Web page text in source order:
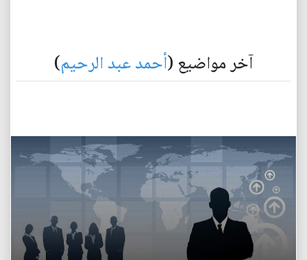
آخر مواضيع (أحمد عبد الرحيم)